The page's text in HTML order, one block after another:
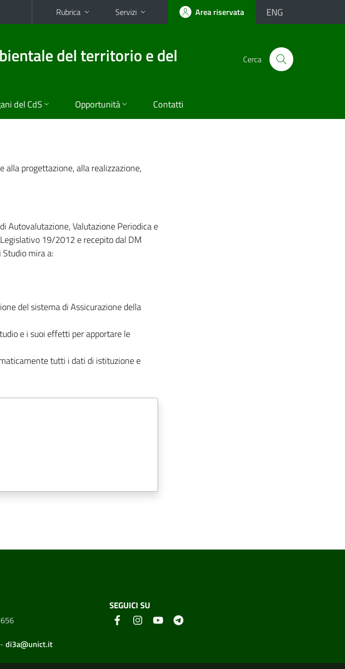
Rubrica Servizi Area riservata ENG
del territorio e del Cerca
del CdS Opportunità Contatti
alla progettazione, alla realizzazione,
Autovalutazione, Valutazione Periodica e
19/2012 e recepito dal DM
mira a:
del sistema di Assicurazione della
e i suoi effetti per apportare le
tutti i dati di istituzione e
di3a@unict.it
SEGUICI SU